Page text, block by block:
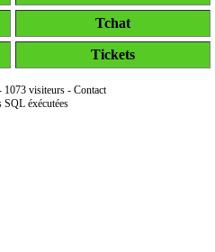
Tchat
Tickets
1073 visiteurs - Contact
SQL éxécutées